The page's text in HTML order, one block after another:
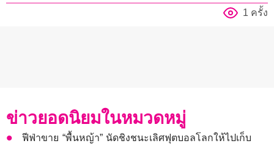
1 ครั้ง
ข่าวยอดนิยมในหมวดหมู่
ฟีฟ่าขาย “พื้นหญ้า” นัดชิงชนะเลิศฟุตบอลโลกให้ไปเก็บ